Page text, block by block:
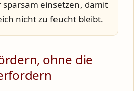
einsetzen, damit
nicht zu feucht bleibt.
ohne die